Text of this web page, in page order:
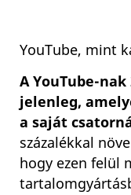
YouTube, mint
A YouTube-
jelenleg,
a saját
százalékkal
hogy ezen felül